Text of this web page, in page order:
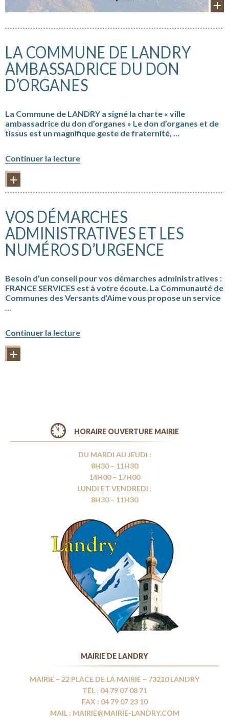
LA COMMUNE DE LANDRY
AMBASSADRICE DU DON
D’ORGANES
La Commune de LANDRY a signé la charte « ville
ambassadrice du don d’organes » Le don d’organes et de
tissus est un magnifique geste de fraternité, …
Continuer la lecture« La
ambassadrice
don
d’organes »
VOS DÉMARCHES
ADMINISTRATIVES ET LES
NUMÉROS D’URGENCE
Besoin d’un conseil pour vos démarches administratives :
FRANCE SERVICES est à votre écoute. La Communauté de
Communes des Versants d’Aime vous propose un service
…
Continuer la lecture« Vos
HORAIRE OUVERTURE MAIRIE
DU MARDI AU JEUDI :
8H30 – 11H30
14H00 – 17H00
LUNDI ET VENDREDI :
8H30 – 11H30
MAIRIE DE LANDRY
MAIRIE – 22 PLACE DE LA MAIRIE – 73210 LANDRY
TÉL : 04 79 07 08 71
FAX : 04 79 07 23 10
MAIL : MAIRIE@MAIRIE-LANDRY.COM